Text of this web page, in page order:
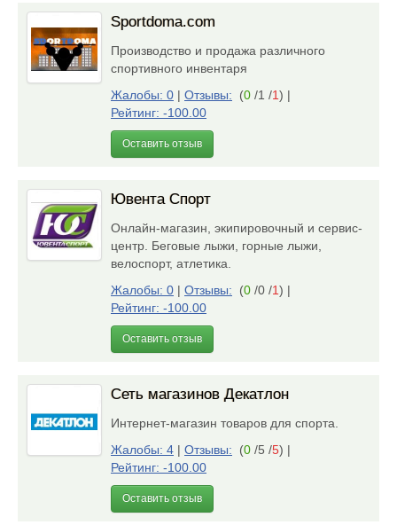
Sportdoma.com
Производство и продажа различного
спортивного инвентаря
Жалобы: 0 | Отзывы: (0 /1 /1) |
Рейтинг: -100.00
Оставить отзыв
Ювента Спорт
Онлайн-магазин, экипировочный и сервис-
центр. Беговые лыжи, горные лыжи,
велоспорт, атлетика.
Жалобы: 0 | Отзывы: (0 /0 /1) |
Рейтинг: -100.00
Оставить отзыв
Сеть магазинов Декатлон
Интернет-магазин товаров для спорта.
Жалобы: 4 | Отзывы: (0 /5 /5) |
Рейтинг: -100.00
Оставить отзыв